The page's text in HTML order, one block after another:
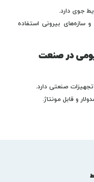
جوی دارد.
بیرونی استفاده
در صنعت
صنعتی دارد.
و قابل مونتاژ.